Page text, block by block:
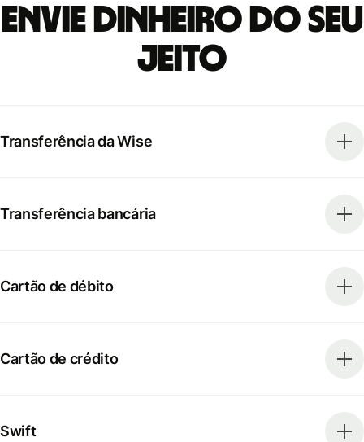
Envie dinheiro do seu
jeito
Transferência da Wise
Transferência bancária
Cartão de débito
Cartão de crédito
Swift